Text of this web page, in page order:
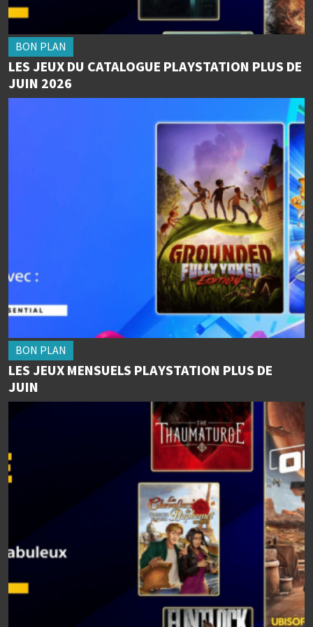
BON PLAN
LES JEUX DU CATALOGUE PLAYSTATION PLUS DE
JUIN 2026
BON PLAN
LES JEUX MENSUELS PLAYSTATION PLUS DE
JUIN